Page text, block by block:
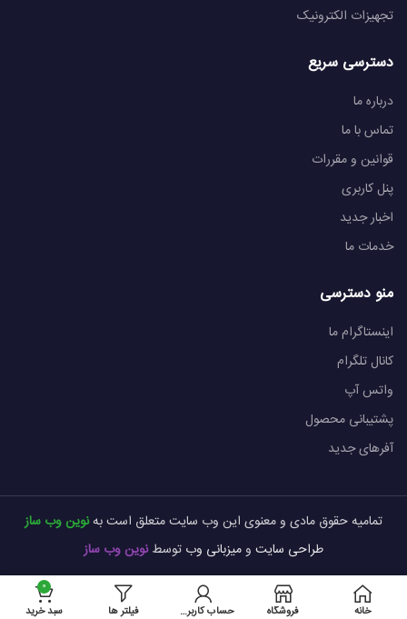
تجهیزات الکترونیک
دسترسی سریع
درباره ما
تماس با ما
قوانین و مقررات
پنل کاربری
اخبار جدید
خدمات ما
منو دسترسی
اینستاگرام ما
کانال تلگرام
واتس آپ
پشتیبانی محصول
آفرهای جدید
تمامیه حقوق مادی و معنوی این وب سایت متعلق است بهنوین وب ساز
طراحی سایت ومیزبانی وب توسطنوین وب ساز
خانه فروشگاه حساب کاربری من فیلتر ها
0
سبد خرید